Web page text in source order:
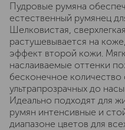
Пудровые румяна
естественный румянец
Шелковистая,
растушевывается на
эффект второй кожи.
наслаиваемые оттенки
бесконечное количество
ультрапрозрачных до
Идеально подходят для
румян интенсивные и
диапазоне цветов для